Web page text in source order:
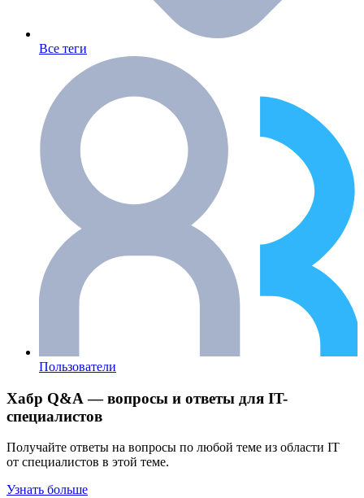
Все теги
Пользователи
Хабр Q&A — вопросы и ответы для IT-
специалистов
Получайте ответы на вопросы по любой теме из области IT
от специалистов в этой теме.
Узнать больше